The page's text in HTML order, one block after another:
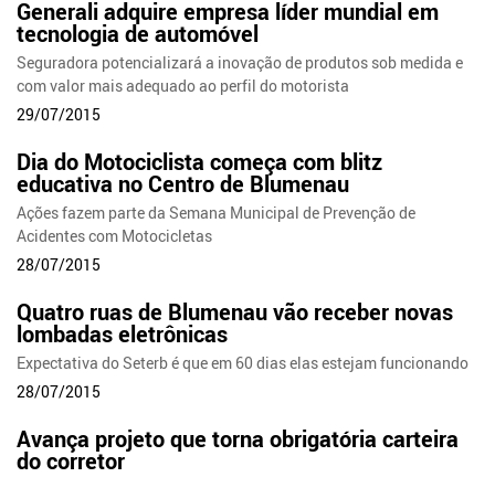
Generali adquire empresa líder mundial em
tecnologia de automóvel
Seguradora potencializará a inovação de produtos sob medida e
com valor mais adequado ao perfil do motorista
29/07/2015
Dia do Motociclista começa com blitz
educativa no Centro de Blumenau
Ações fazem parte da Semana Municipal de Prevenção de
Acidentes com Motocicletas
28/07/2015
Quatro ruas de Blumenau vão receber novas
lombadas eletrônicas
Expectativa do Seterb é que em 60 dias elas estejam funcionando
28/07/2015
Avança projeto que torna obrigatória carteira
do corretor